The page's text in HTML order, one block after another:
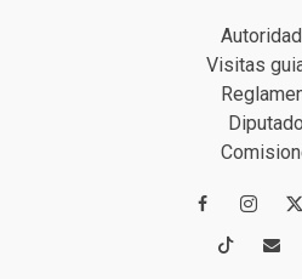
Visitas

